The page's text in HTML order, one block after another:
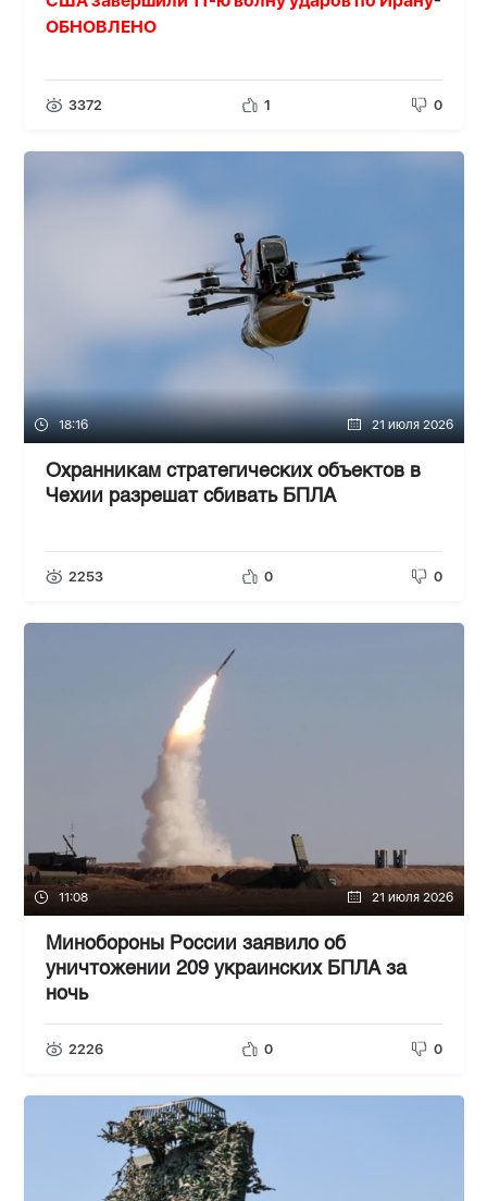
ОБНОВЛЕНО
3372 1 0
18:16 21 июля 2026
Охранникам стратегических объектов в
Чехии разрешат сбивать БПЛА
2253 0 0
11:08 21 июля 2026
Минобороны России заявило об
уничтожении 209 украинских БПЛА за
ночь
2226 0 0